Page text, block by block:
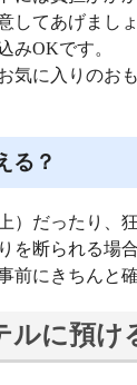
してあげましょ
みOKです。
気に入りのお
る？
）だったり、
を断られる場
前にきちんと
ルに預け